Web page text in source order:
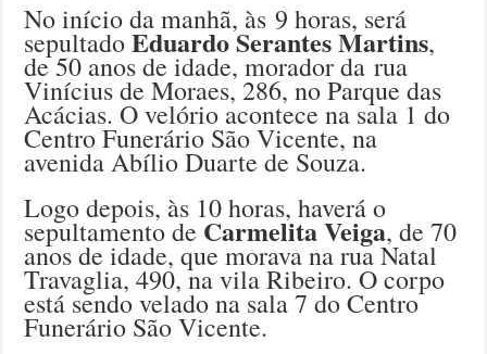
No início da manhã, às 9 horas, será
sepultadoEduardo Serantes Martins,
de 50 anos de idade, morador da rua
Vinícius de Moraes, 286, no Parque das
Acácias. O velório acontece na sala 1 do
Centro Funerário São Vicente, na
avenida Abílio Duarte de Souza.
Logo depois, às 10 horas, haverá o
sepultamento de Carmelita Veiga, de 70
anos de idade, que morava na rua Natal
Travaglia, 490, na vila Ribeiro. O corpo
está sendo velado na sala 7 do Centro
Funerário São Vicente.